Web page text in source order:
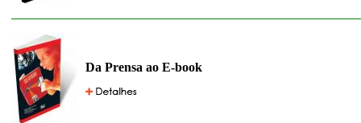
Da Prensa ao E-book